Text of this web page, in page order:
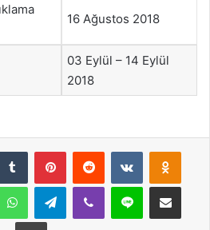
16 Ağustos 2018
03 Eylül – 14 Eylül
2018
Tumblr PinterestReddit VKontakte
WhatsAppTelegramViber Line E-Posta ile
Yazdır